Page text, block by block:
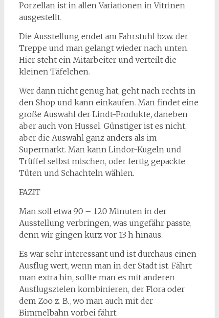
Porzellan ist in allen Variationen in Vitrinen
ausgestellt.
Die Ausstellung endet am Fahrstuhl bzw. der
Treppe und man gelangt wieder nach unten.
Hier steht ein Mitarbeiter und verteilt die
kleinen Täfelchen.
Wer dann nicht genug hat, geht nach rechts in
den Shop und kann einkaufen. Man findet eine
große Auswahl der Lindt-Produkte, daneben
aber auch von Hussel. Günstiger ist es nicht,
aber die Auswahl ganz anders als im
Supermarkt. Man kann Lindor-Kugeln und
Trüffel selbst mischen, oder fertig gepackte
Tüten und Schachteln wählen.
FAZIT
Man soll etwa 90 – 120 Minuten in der
Ausstellung verbringen, was ungefähr passte,
denn wir gingen kurz vor 13 h hinaus.
Es war sehr interessant und ist durchaus einen
Ausflug wert, wenn man in der Stadt ist. Fährt
man extra hin, sollte man es mit anderen
Ausflugszielen kombinieren, der Flora oder
dem Zoo z. B., wo man auch mit der
Bimmelbahn vorbei fährt.